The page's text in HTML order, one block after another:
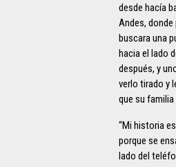
desde hacía
Andes, donde
buscara una
hacia el lado
después, y
verlo tirado y
que su familia
“Mi historia
porque se
lado del